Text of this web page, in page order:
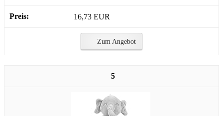
16,73 EUR
Zum Angebot
5